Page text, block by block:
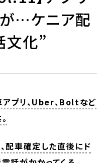
…ケニア配
文化”
プリ、Uber、Boltなど
車確定した直後にド